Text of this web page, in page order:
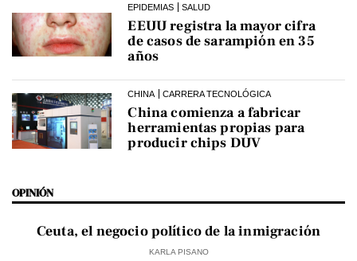
EPIDEMIAS SALUD
EEUU registra la mayor cifra
de casos de sarampión en 35
años
CHINA CARRERA TECNOLÓGICA
China comienza a fabricar
herramientas propias para
producir chips DUV
OPINIÓN
Ceuta, el negocio político de la inmigración
KARLA PISANO